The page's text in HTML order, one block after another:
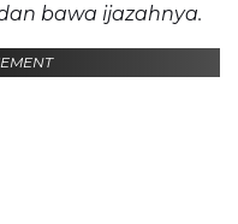
bawa ijazahnya.